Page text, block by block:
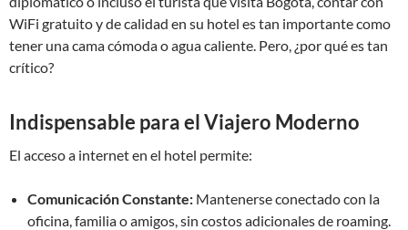
WiFi gratuito y de calidad en su hotel es tan importante como
tener una cama cómoda o agua caliente. Pero, ¿por qué es tan
crítico?
Indispensable para el Viajero Moderno
El acceso a internet en el hotel permite:
Comunicación Constante: Mantenerse conectado con la
oficina, familia o amigos, sin costos adicionales de roaming.